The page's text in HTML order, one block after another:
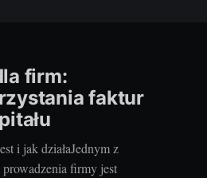
firm:
faktur
i jak działaJednym z
firmy jest